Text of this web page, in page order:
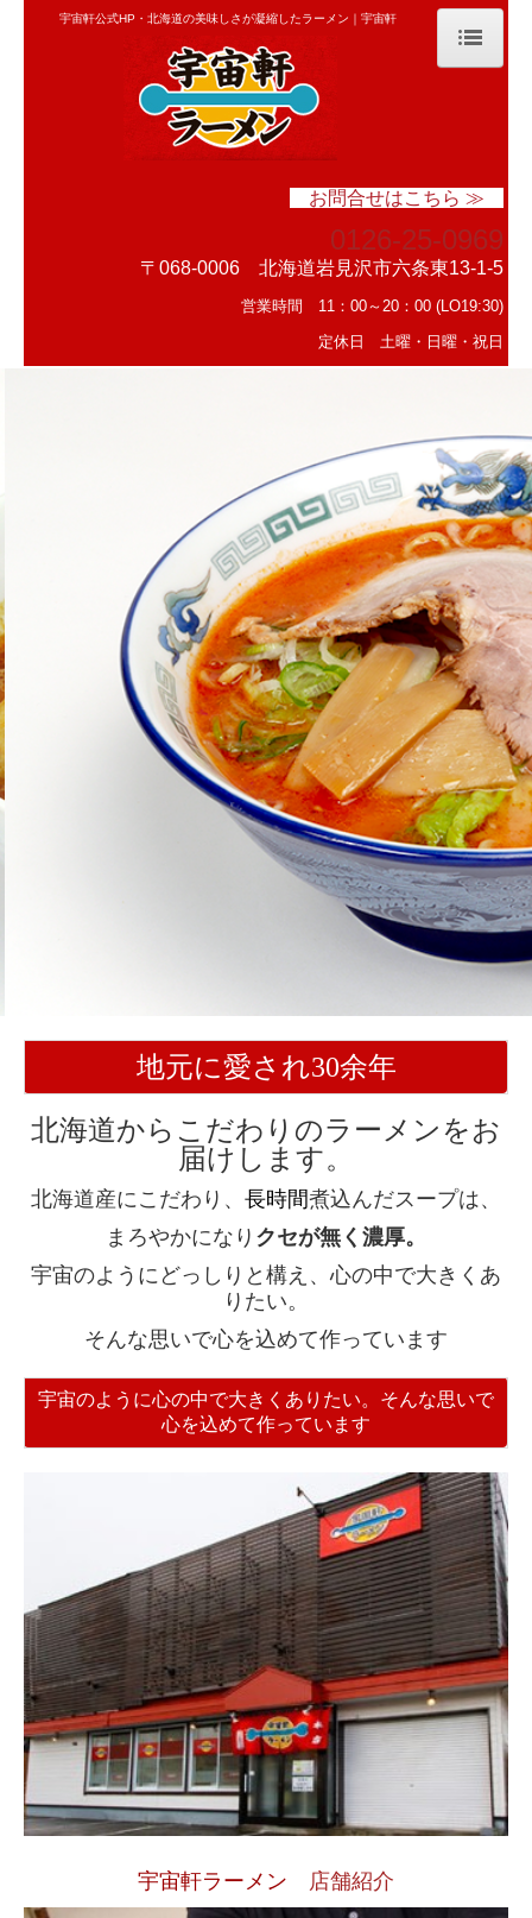
おとりよせメニュー
おとりよせ申込フォーム
宇宙軒公式HP・北海道の美味しさが凝縮したラーメン｜宇宙軒
お問合せはこちら ≫
0126-25-0969
〒068-0006 北海道岩見沢市六条東13-1-5
営業時間 11：00～20：00 (LO19:30)
定休日 土曜・日曜・祝日
地元に愛され30余年
北海道からこだわりのラーメンをお
届けします。
北海道産にこだわり、 長時間煮込んだスープは、
まろやかになり クセが無く濃厚。
宇宙のようにどっしりと構え、心の中で大きくあ
りたい。
そんな思いで心を込めて作っています
宇宙のように心の中で大きくありたい。そんな思いで
心を込めて作っています
宇宙軒ラーメン 店舗紹介